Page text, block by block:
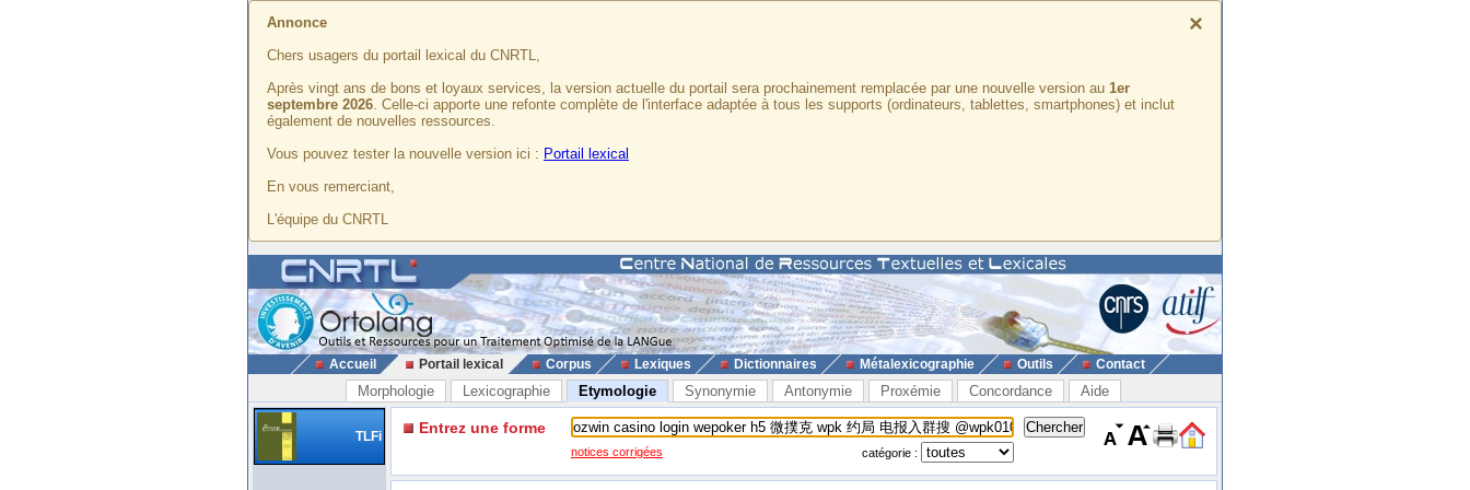
×
Annonce
Chers usagers du portail lexical du CNRTL,
Après vingt ans de bons et loyaux services, la version actuelle du portail sera prochainement remplacée par une nouvelle version au 1er
septembre 2026. Celle-ci apporte une refonte complète de l'interface adaptée à tous les supports (ordinateurs, tablettes, smartphones) et inclut
également de nouvelles ressources.
Vous pouvez tester la nouvelle version ici : Portail lexical
En vous remerciant,
L'équipe du CNRTL
Accueil Portail lexical Corpus Lexiques Dictionnaires Métalexicographie Outils Contact
Morphologie Lexicographie Etymologie Synonymie Antonymie Proxémie Concordance Aide
TLFi Entrez une forme
notices corrigées catégorie :